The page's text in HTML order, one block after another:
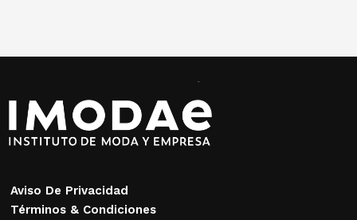
Aviso De Privacidad
Términos & Condiciones